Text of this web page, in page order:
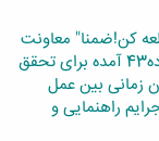
کن!ضمنا" معاونت
فقط در جرایم عمدی ممکن است چرا که تبصره1 ماده43 آمده برای تحقق
زمانی بین عمل
راهنمایی و